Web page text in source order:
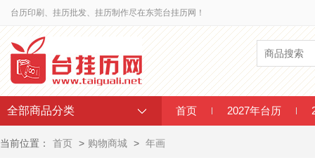
台历印刷、挂历批发、挂历制作尽在东莞台挂历网！
全部商品分类 首页 2027年台历
当前位置： 首页 > 购物商城 > 年画